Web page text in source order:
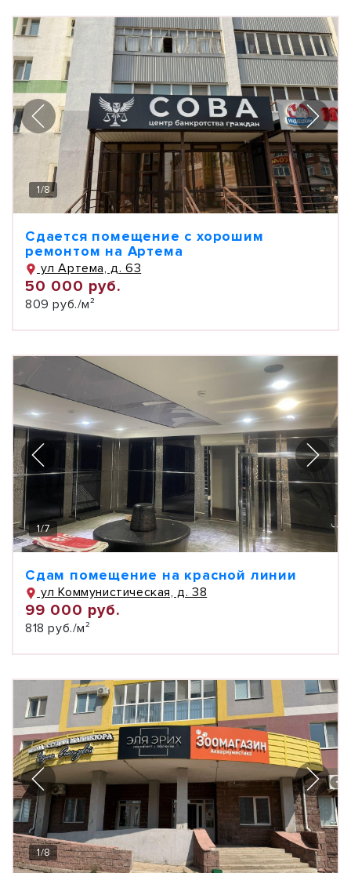
1/8
Сдается помещение с хорошим
ремонтом на Артема
ул Артема, д. 63
50 000 руб.
809 руб./м²
1/7
Сдам помещение на красной линии
ул Коммунистическая, д. 38
99 000 руб.
818 руб./м²
1/8